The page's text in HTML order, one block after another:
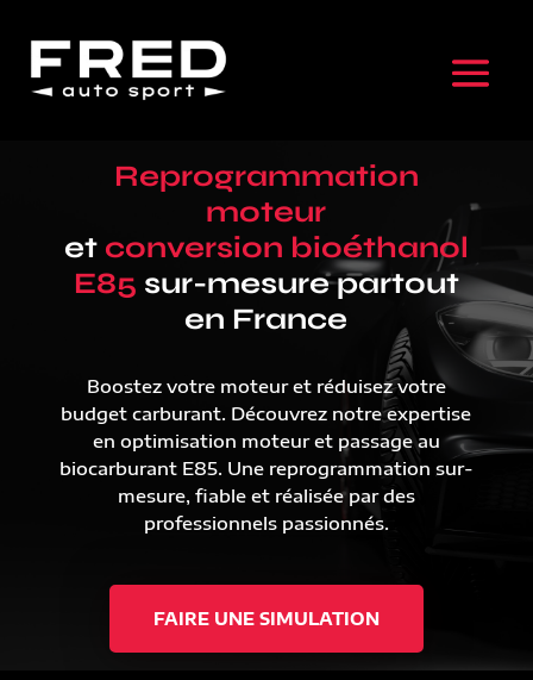
Reprogrammation
moteur
et conversion bioéthanol
E85 sur-mesure partout
en France
Boostez votre moteur et réduisez votre
budget carburant. Découvrez notre expertise
en optimisation moteur et passage au
biocarburant E85. Une reprogrammation sur-
mesure, fiable et réalisée par des
professionnels passionnés.
FAIRE UNE SIMULATION